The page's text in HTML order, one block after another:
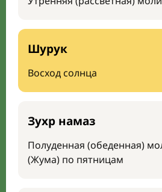
Шурук
Восход солнца
Зухр намаз
Полуденная (обеденная)
(Жума) по пятницам